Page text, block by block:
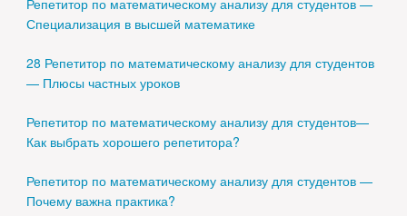
Репетитор по математическому анализу для студентов —
Специализация в высшей математике
28 Репетитор по математическому анализу для студентов
— Плюсы частных уроков
Репетитор по математическому анализу для студентов—
Как выбрать хорошего репетитора?
Репетитор по математическому анализу для студентов —
Почему важна практика?